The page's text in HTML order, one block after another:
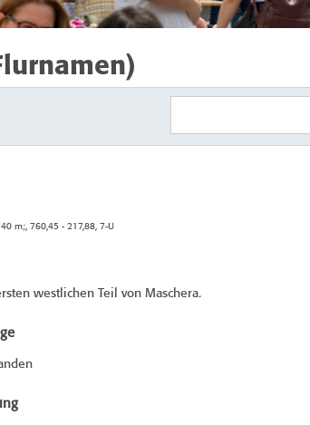
m;, 760,45 - 217,88, 7-U
westlichen Teil von Maschera.